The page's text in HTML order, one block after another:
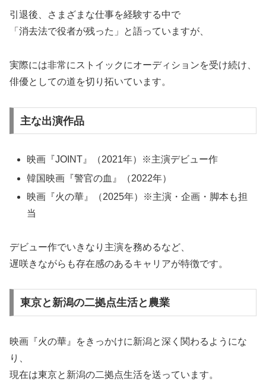
引退後、さまざまな仕事を経験する中で
「消去法で役者が残った」と語っていますが、
実際には非常にストイックにオーディションを受け続け、
俳優としての道を切り拓いています。
主な出演作品
映画『JOINT』（2021年）※主演デビュー作
韓国映画『警官の血』（2022年）
映画『火の華』（2025年）※主演・企画・脚本も担
当
デビュー作でいきなり主演を務めるなど、
遅咲きながらも存在感のあるキャリアが特徴です。
東京と新潟の二拠点生活と農業
映画『火の華』をきっかけに新潟と深く関わるようにな
り、
現在は東京と新潟の二拠点生活を送っています。